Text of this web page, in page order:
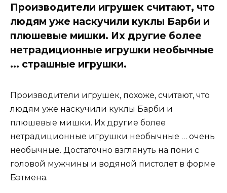
Производители игрушек считают, что
людям уже наскучили куклы Барби и
плюшевые мишки. Их другие более
нетрадиционные игрушки необычные
... страшные игрушки.
Производители игрушек, похоже, считают, что
людям уже наскучили куклы Барби и
плюшевые мишки. Их другие более
нетрадиционные игрушки необычные … очень
необычные. Достаточно взглянуть на пони с
головой мужчины и водяной пистолет в форме
Бэтмена.